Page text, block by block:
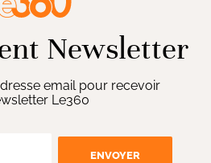
Newsletter
email pour recevoir
Le360
ENVOYER